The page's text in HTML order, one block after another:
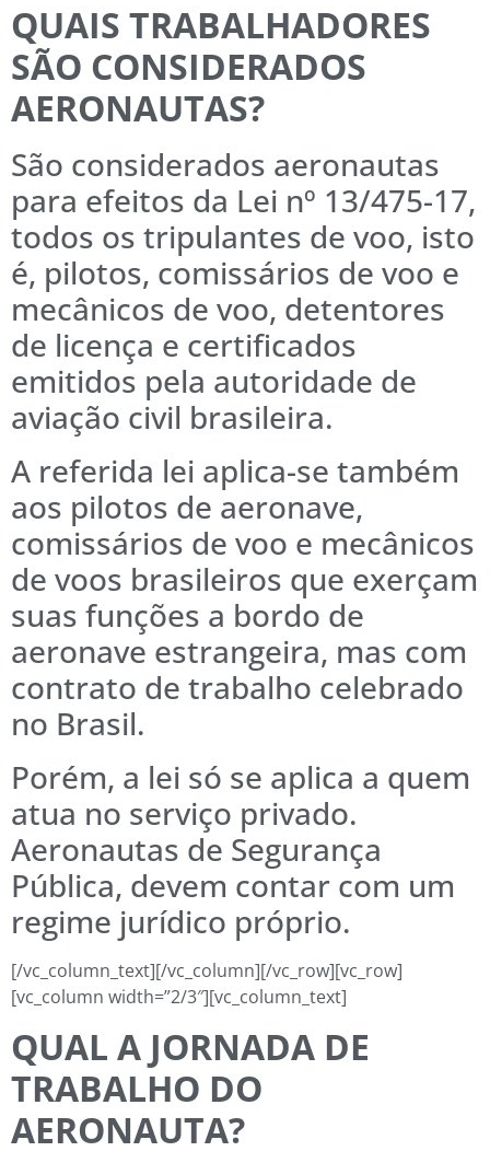
QUAIS TRABALHADORES
SÃO CONSIDERADOS
AERONAUTAS?
São considerados aeronautas
para efeitos da Lei nº 13/475-17,
todos os tripulantes de voo, isto
é, pilotos, comissários de voo e
mecânicos de voo, detentores
de licença e certificados
emitidos pela autoridade de
aviação civil brasileira.
A referida lei aplica-se também
aos pilotos de aeronave,
comissários de voo e mecânicos
de voos brasileiros que exerçam
suas funções a bordo de
aeronave estrangeira, mas com
contrato de trabalho celebrado
no Brasil.
Porém, a lei só se aplica a quem
atua no serviço privado.
Aeronautas de Segurança
Pública, devem contar com um
regime jurídico próprio.
[/vc_column_text][/vc_column][/vc_row][vc_row]
[vc_column width=”2/3″][vc_column_text]
QUAL A JORNADA DE
TRABALHO DO
AERONAUTA?